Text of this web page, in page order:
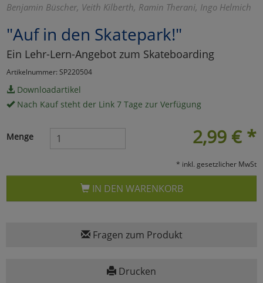
Benjamin Büscher, Veith Kilberth, Ramin Therani, Ingo Helmich
"Auf in den Skatepark!"
Ein Lehr-Lern-Angebot zum Skateboarding
Artikelnummer: SP220504
Downloadartikel
Nach Kauf steht der Link 7 Tage zur Verfügung
2,99 € *
Menge
* inkl. gesetzlicher MwSt
IN DEN WARENKORB
Fragen zum Produkt
Drucken
Umfragetools
Cookies
Alle Akzeptieren
zurück
zu Haupptseite